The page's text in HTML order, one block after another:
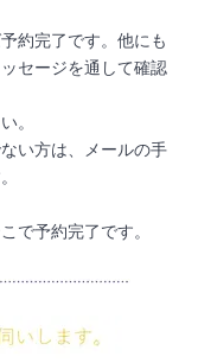
約完了です。他にも
セージを通して確認
。
い方は、メールの手
で予約完了です。